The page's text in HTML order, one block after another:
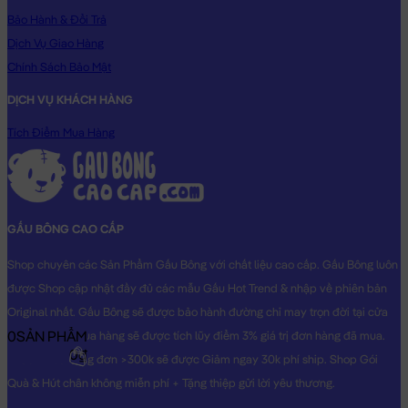
Hình ảnh Chim Cánh Cụt Bông Ôm Tim Good Night, hình ảnh
này là hình THẬT do Shop TỰ CHỤP.
Bảo Hành & Đổi Trả
Dịch Vụ Giao Hàng
Chính Sách Bảo Mật
DỊCH VỤ KHÁCH HÀNG
Tích Điểm Mua Hàng
GẤU BÔNG CAO CẤP
Shop chuyên các Sản Phẩm Gấu Bông với chất liệu cao cấp. Gấu Bông luôn
được Shop cập nhật đầy đủ các mẫu Gấu Hot Trend & nhập về phiên bản
Original nhất. Gấu Bông sẽ được bảo hành đường chỉ may trọn đời tại cửa
hàng, Khách mua hàng sẽ được tích lũy điểm 3% giá trị đơn hàng đã mua.
Khách mua hàng đơn >300k sẽ được Giảm ngay 30k phí ship. Shop Gói
Quà & Hút chân không miễn phí + Tặng thiệp gửi lời yêu thương.
0SẢN PHẨM
0₫